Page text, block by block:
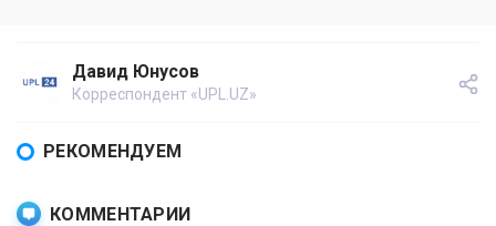
Давид Юнусов
Корреспондент «UPL.UZ»
РЕКОМЕНДУЕМ
КОММЕНТАРИИ